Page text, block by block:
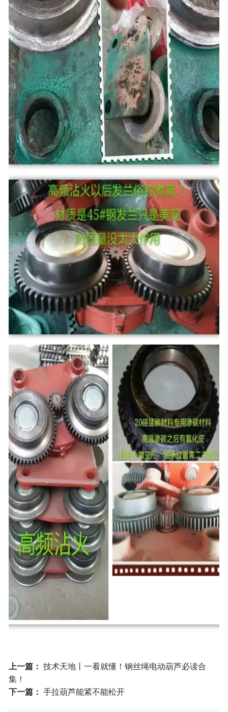
上一篇： 技术天地丨一看就懂！钢丝绳电动葫芦必读合
集！
下一篇： 手拉葫芦能紧不能松开